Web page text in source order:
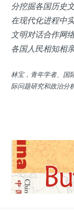
分挖掘各国历史
在现代化进程中
文明对话合作网
各国人民相知相
林宝，青年学者、国
际问题研究和政治分